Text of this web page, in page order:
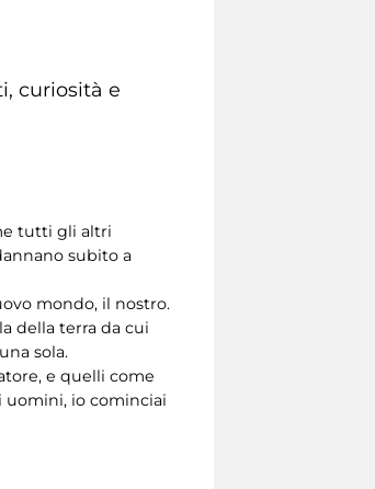
curiosità e
tutti gli altri
subito a
mondo, il nostro.
della terra da cui
sola.
e quelli come
uomini, io cominciai